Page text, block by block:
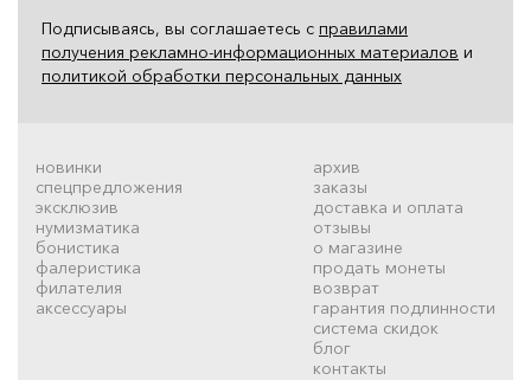
Подписываясь, вы соглашаетесь с правилами
получения рекламно-информационных материалов и
политикой обработки персональных данных
новинки
спецпредложения
эксклюзив
нумизматика
бонистика
фалеристика
филателия
аксессуары
архив
заказы
доставка и оплата
отзывы
о магазине
продать монеты
возврат
гарантия подлинности
система скидок
блог
контакты